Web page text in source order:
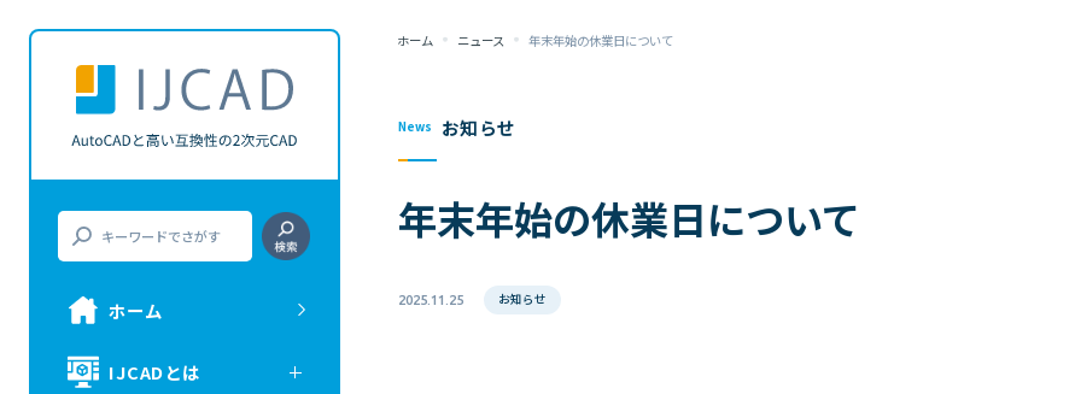
ホーム
IJCADとは
ホーム ニュース 年末年始の休業日について
News お知らせ
年末年始の休業日について
2025.11.25 お知らせ